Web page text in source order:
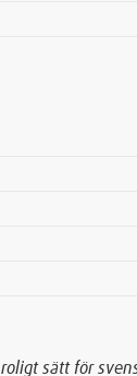
sätt för